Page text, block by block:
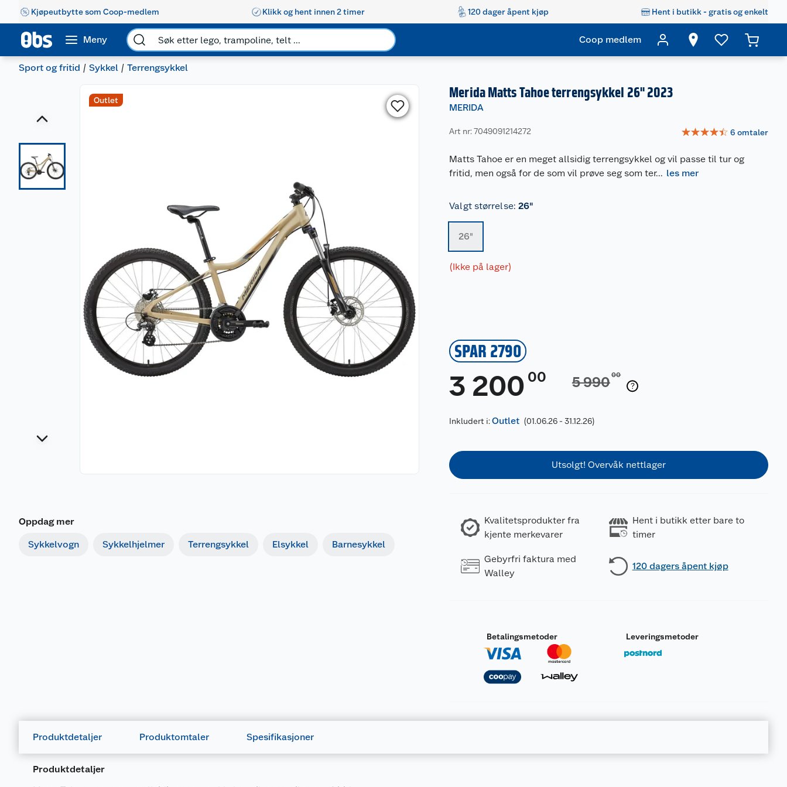
Kjøpeutbytte som Coop-medlem Klikk og hent innen 2 timer 120 dager åpent kjøp Hent i butikk - gratis og enkelt
Meny Coop medlem
Sport og fritid Sykkel Terrengsykkel
Outlet
Oppdag mer
Sykkelvogn Sykkelhjelmer Terrengsykkel Elsykkel Barnesykkel
Merida Matts Tahoe terrengsykkel 26" 2023
MERIDA
Art nr: 7049091214272 ☆☆☆☆☆ 6 omtaler
Matts Tahoe er en meget allsidig terrengsykkel og vil passe til tur og
fritid, men også for de som vil prøve seg som ter... les mer
Valgt størrelse: 26"
26"
(Ikke på lager)
SPAR 2790
3 200 00 5 99000
Inkludert i:Outlet (01.06.26 - 31.12.26)
Utsolgt! Overvåk nettlager
Kvalitetsprodukter fra
kjente merkevarer
Hent i butikk etter bare to
timer
Gebyrfri faktura med
Walley
120 dagers åpent kjøp
Betalingsmetoder Leveringsmetoder
Produktdetaljer Produktomtaler Spesifikasjoner
Produktdetaljer